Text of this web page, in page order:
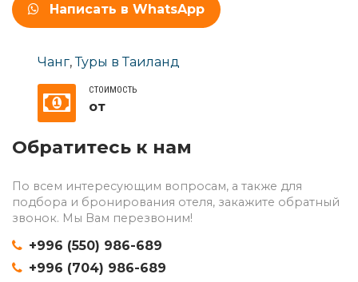
Написать в WhatsApp
Чанг,Туры в Таиланд
СТОИМОСТЬ
от
Обратитесь к нам
По всем интересующим вопросам, а также для
подбора и бронирования отеля, закажите обратный
звонок. Мы Вам перезвоним!
+996 (550) 986-689
+996 (704) 986-689